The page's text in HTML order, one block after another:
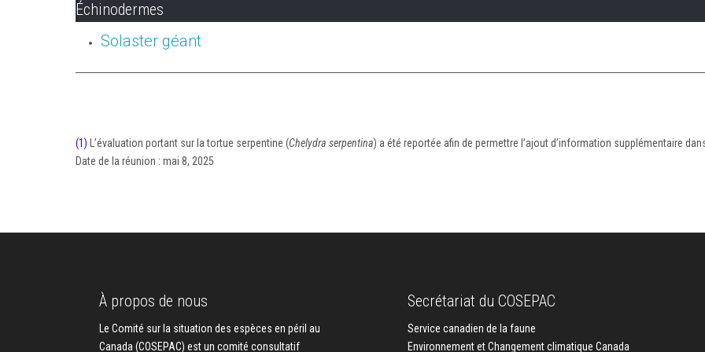
Échinodermes
Solaster géant
(1) L’évaluation portant sur la tortue serpentine (Chelydra serpentina) a été reportée afin de permettre l’ajout d’information supplémentaire
Date de la réunion : mai 8, 2025
À propos de nous
Le Comité sur la situation des espèces en péril au
Canada (COSEPAC) est un comité consultatif
Secrétariat du COSEPAC
Service canadien de la faune
Environnement et Changement climatique Canada